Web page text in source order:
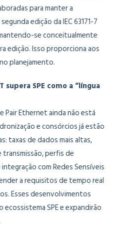
para manter a
edição da IEC 63171-7
se conceitualmente
edição. Isso proporciona aos
planejamento.
supera SPE como a “língua
Pair Ethernet ainda não está
e consórcios já estão
taxas de dados mais altas,
perfis de
com Redes Sensíveis
a requisitos de tempo real
Esses desenvolvimentos
SPE e expandirão